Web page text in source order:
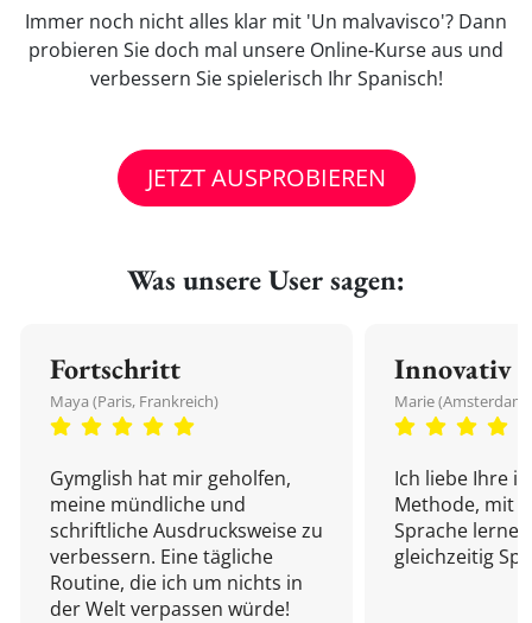
Immer noch nicht alles klar mit 'Un malvavisco'? Dann
probieren Sie doch mal unsere Online-Kurse aus und
verbessern Sie spielerisch Ihr Spanisch!
JETZT AUSPROBIEREN
Was unsere User sagen:
Fortschritt
Maya (Paris, Frankreich)
Gymglish hat mir geholfen,
meine mündliche und
schriftliche Ausdrucksweise zu
verbessern. Eine tägliche
Routine, die ich um nichts in
der Welt verpassen würde!
Innovativ
Marie
Ich liebe Ihre
Methode, mit
Sprache
gleichzeitig